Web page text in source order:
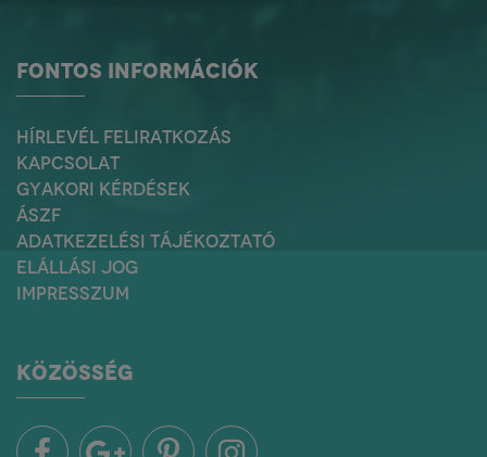
FONTOS INFORMÁCIÓK
HÍRLEVÉL FELIRATKOZÁS
KAPCSOLAT
GYAKORI KÉRDÉSEK
ÁSZF
ADATKEZELÉSI TÁJÉKOZTATÓ
ELÁLLÁSI JOG
IMPRESSZUM
KÖZÖSSÉG